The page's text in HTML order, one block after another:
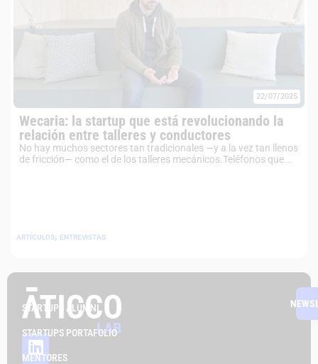
22/07/2025
Wecaria: la startup que está revolucionando la
relación entre talleres y conductores
No hay muchos sectores tan tradicionales —y a la vez tan llenos
de fricción— como el de los talleres mecánicos.Teléfonos que...
ARTÍCULOS, ENTREVISTAS
STARTUPS ALUMNI
STARTUPS PORTAFOLIO
MENTORES